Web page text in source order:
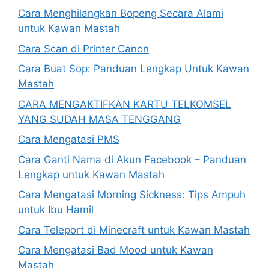
Cara Menghilangkan Bopeng Secara Alami
untuk Kawan Mastah
Cara Scan di Printer Canon
Cara Buat Sop: Panduan Lengkap Untuk Kawan
Mastah
CARA MENGAKTIFKAN KARTU TELKOMSEL
YANG SUDAH MASA TENGGANG
Cara Mengatasi PMS
Cara Ganti Nama di Akun Facebook – Panduan
Lengkap untuk Kawan Mastah
Cara Mengatasi Morning Sickness: Tips Ampuh
untuk Ibu Hamil
Cara Teleport di Minecraft untuk Kawan Mastah
Cara Mengatasi Bad Mood untuk Kawan
Mastah